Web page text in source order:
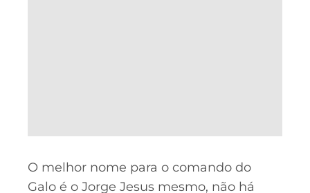
O melhor nome para o comando do
Galo é o Jorge Jesus mesmo, não há